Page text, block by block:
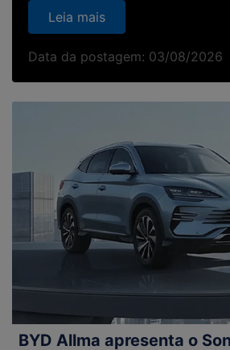
Leia mais
Data da postagem: 03/08/2026
BYD Allma apresenta o